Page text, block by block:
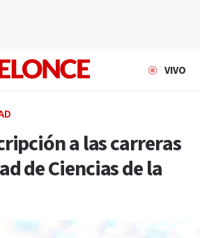
VIVO
a las carreras
de Ciencias de la